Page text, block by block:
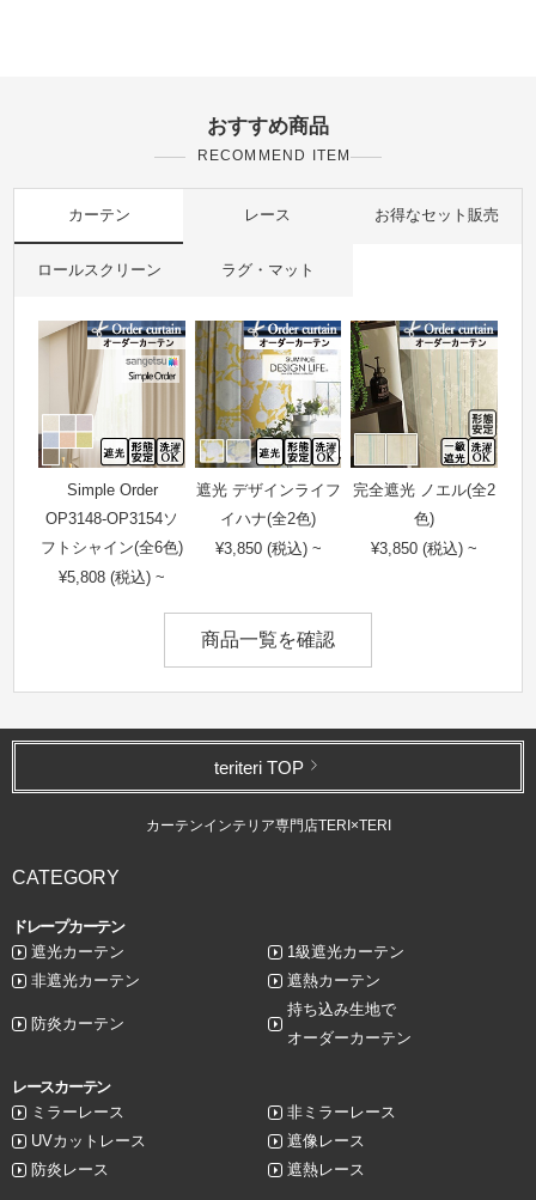
おすすめ商品
RECOMMEND ITEM
カーテン レース お得なセット販売
ロールスクリーン ラグ・マット
Simple Order
OP3148-OP3154ソ
フトシャイン(全6色)
¥5,808 (税込) ~
遮光 デザインライフ
イハナ(全2色)
¥3,850 (税込) ~
完全遮光 ノエル(全2
色)
¥3,850 (税込) ~
商品一覧を確認
teriteri TOP
カーテンインテリア専門店TERI×TERI
CATEGORY
ドレープカーテン
遮光カーテン
1級遮光カーテン
非遮光カーテン
遮熱カーテン
防炎カーテン
持ち込み生地で
オーダーカーテン
レースカーテン
ミラーレース
非ミラーレース
UVカットレース
遮像レース
防炎レース
遮熱レース